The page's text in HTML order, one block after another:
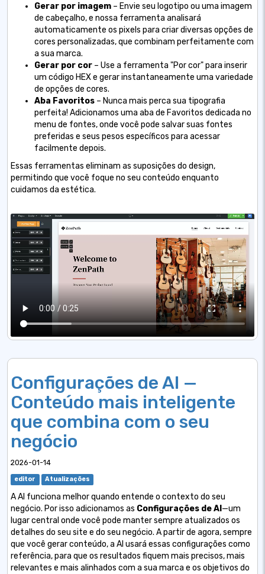
Gerar por imagem – Envie seu logotipo ou uma imagem
de cabeçalho, e nossa ferramenta analisará
automaticamente os pixels para criar diversas opções de
cores personalizadas, que combinam perfeitamente com
a sua marca.
Gerar por cor – Use a ferramenta "Por cor" para inserir
um código HEX e gerar instantaneamente uma variedade
de opções de cores.
Aba Favoritos – Nunca mais perca sua tipografia
perfeita! Adicionamos uma aba de Favoritos dedicada no
menu de fontes, onde você pode salvar suas fontes
preferidas e seus pesos específicos para acessar
facilmente depois.
Essas ferramentas eliminam as suposições do design,
permitindo que você foque no seu conteúdo enquanto
cuidamos da estética.
Configurações de AI —
Conteúdo mais inteligente
que combina com o seu
negócio
2026-01-14
editor Atualizações
A AI funciona melhor quando entende o contexto do seu
negócio. Por isso adicionamos as Configurações de AI —um
lugar central onde você pode manter sempre atualizados os
detalhes do seu site e do seu negócio. A partir de agora, sempre
que você gerar conteúdo, a AI usará essas configurações como
referência, para que os resultados fiquem mais precisos, mais
relevantes e mais alinhados com a sua marca e os objetivos do